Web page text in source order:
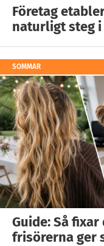
Företag
naturligt steg
SOMMAR
Guide: Så
frisörerna ger